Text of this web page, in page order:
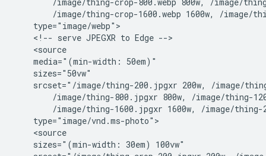
/image/thing-crop-1600.webp 1600w, /image/
    type="image/webp">
    <!-- serve JPEGXR to Edge -->
    <source
    media="(min-width: 50em)"
    sizes="50vw"
srcset="/image/thing-200.jpgxr 200w, /image/
/image/thing-800.jpgxr 800w, /image/thing-
/image/thing-1600.jpgxr 1600w, /image/
    type="image/vnd.ms-photo">
    <source
    sizes="(min-width: 30em) 100vw"